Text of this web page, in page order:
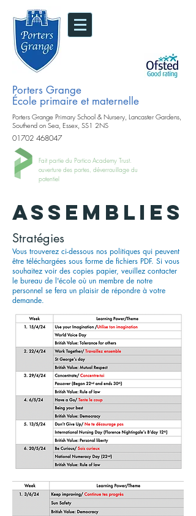
Porters Grange
École primaire et maternelle
Porters Grange Primary School & Nursery, Lancaster Gardens,
Southend on Sea, Essex, SS1 2NS
01702 468047
Fait partie du Portico Academy Trust.
ouverture des portes, déverrouillage du
potentiel
assemblies
Stratégies
Vous trouverez ci-dessous nos politiques qui peuvent
être téléchargées sous forme de fichiers PDF. Si vous
souhaitez voir des copies papier, veuillez contacter
le bureau de l'école où un membre de notre
personnel se fera un plaisir de répondre à votre
demande.